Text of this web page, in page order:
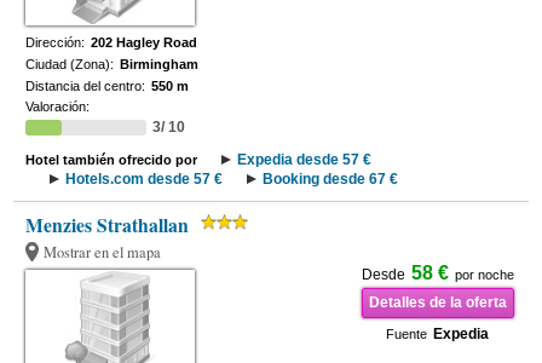
Dirección: 202 Hagley Road
Ciudad (Zona): Birmingham
Distancia del centro: 550 m
Valoración:
3/ 10
Hotel también ofrecido por
Expedia desde 57 €
Hotels.com desde 57 €
Booking desde 67 €
Menzies Strathallan
Mostrar en el mapa
Desde 58 € por noche
Detalles de la oferta
Fuente Expedia